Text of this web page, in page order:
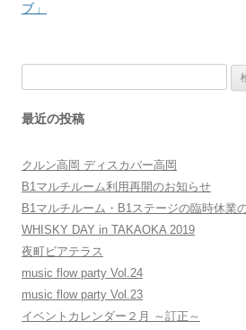
稿
ョ
ン
ブ」
最近の投稿
クルン高岡 ディスカバー高岡
B1マルチルーム利用再開のお知らせ
B1マルチルーム・B1ステージの臨時休業
WHISKY DAY in TAKAOKA 2019
夜町ビアテラス
music flow party Vol.24
music flow party Vol.23
イベントカレンダー２月 ～訂正～